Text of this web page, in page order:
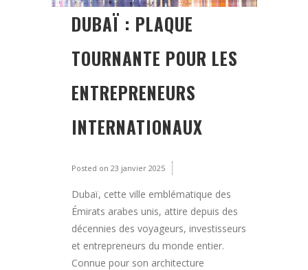
DUBAÏ : PLAQUE
TOURNANTE POUR LES
ENTREPRENEURS
INTERNATIONAUX
Posted on 23 janvier 2025
Dubaï, cette ville emblématique des
Émirats arabes unis, attire depuis des
décennies des voyageurs, investisseurs
et entrepreneurs du monde entier.
Connue pour son architecture